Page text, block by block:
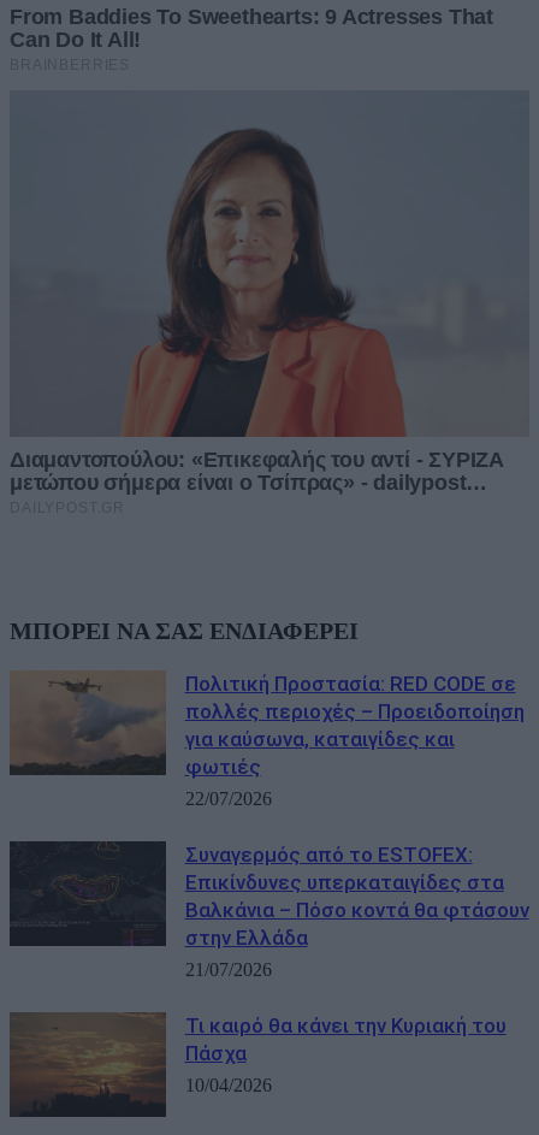
ΜΠΟΡΕΙ ΝΑ ΣΑΣ ΕΝΔΙΑΦΕΡΕΙ
Πολιτική Προστασία: RED CODE σε
πολλές περιοχές – Προειδοποίηση
για καύσωνα, καταιγίδες και
φωτιές
22/07/2026
Συναγερμός από το ESTOFEX:
Επικίνδυνες υπερκαταιγίδες στα
Βαλκάνια – Πόσο κοντά θα φτάσουν
στην Ελλάδα
21/07/2026
Τι καιρό θα κάνει την Κυριακή του
Πάσχα
10/04/2026